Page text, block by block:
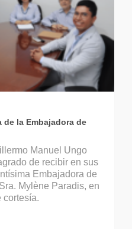
de la Embajadora de
Manuel Ungo
de recibir en sus
Embajadora de
Mylène Paradis, en
cortesía.